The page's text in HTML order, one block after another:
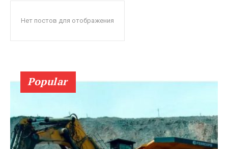
Нет постов для отображения
Popular